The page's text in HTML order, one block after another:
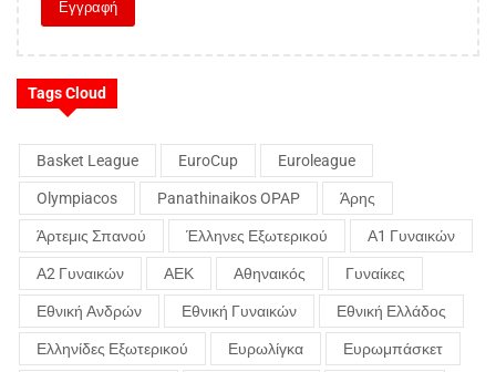
Tags Cloud
Basket League EuroCup Euroleague
Olympiacos Panathinaikos OPAP Άρης
Άρτεμις Σπανού Έλληνες Εξωτερικού Α1 Γυναικών
Α2 Γυναικών ΑΕΚ Αθηναικός Γυναίκες
Εθνική Ανδρών Εθνική Γυναικών Εθνική Ελλάδος
Ελληνίδες Εξωτερικού Ευρωλίγκα Ευρωμπάσκετ